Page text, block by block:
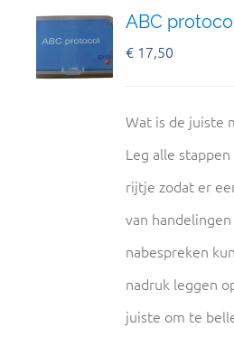
ABC
€ 17,50
Wat is de juiste
Leg alle
rijtje zodat er
van
nabespreken
nadruk leggen
juiste om te